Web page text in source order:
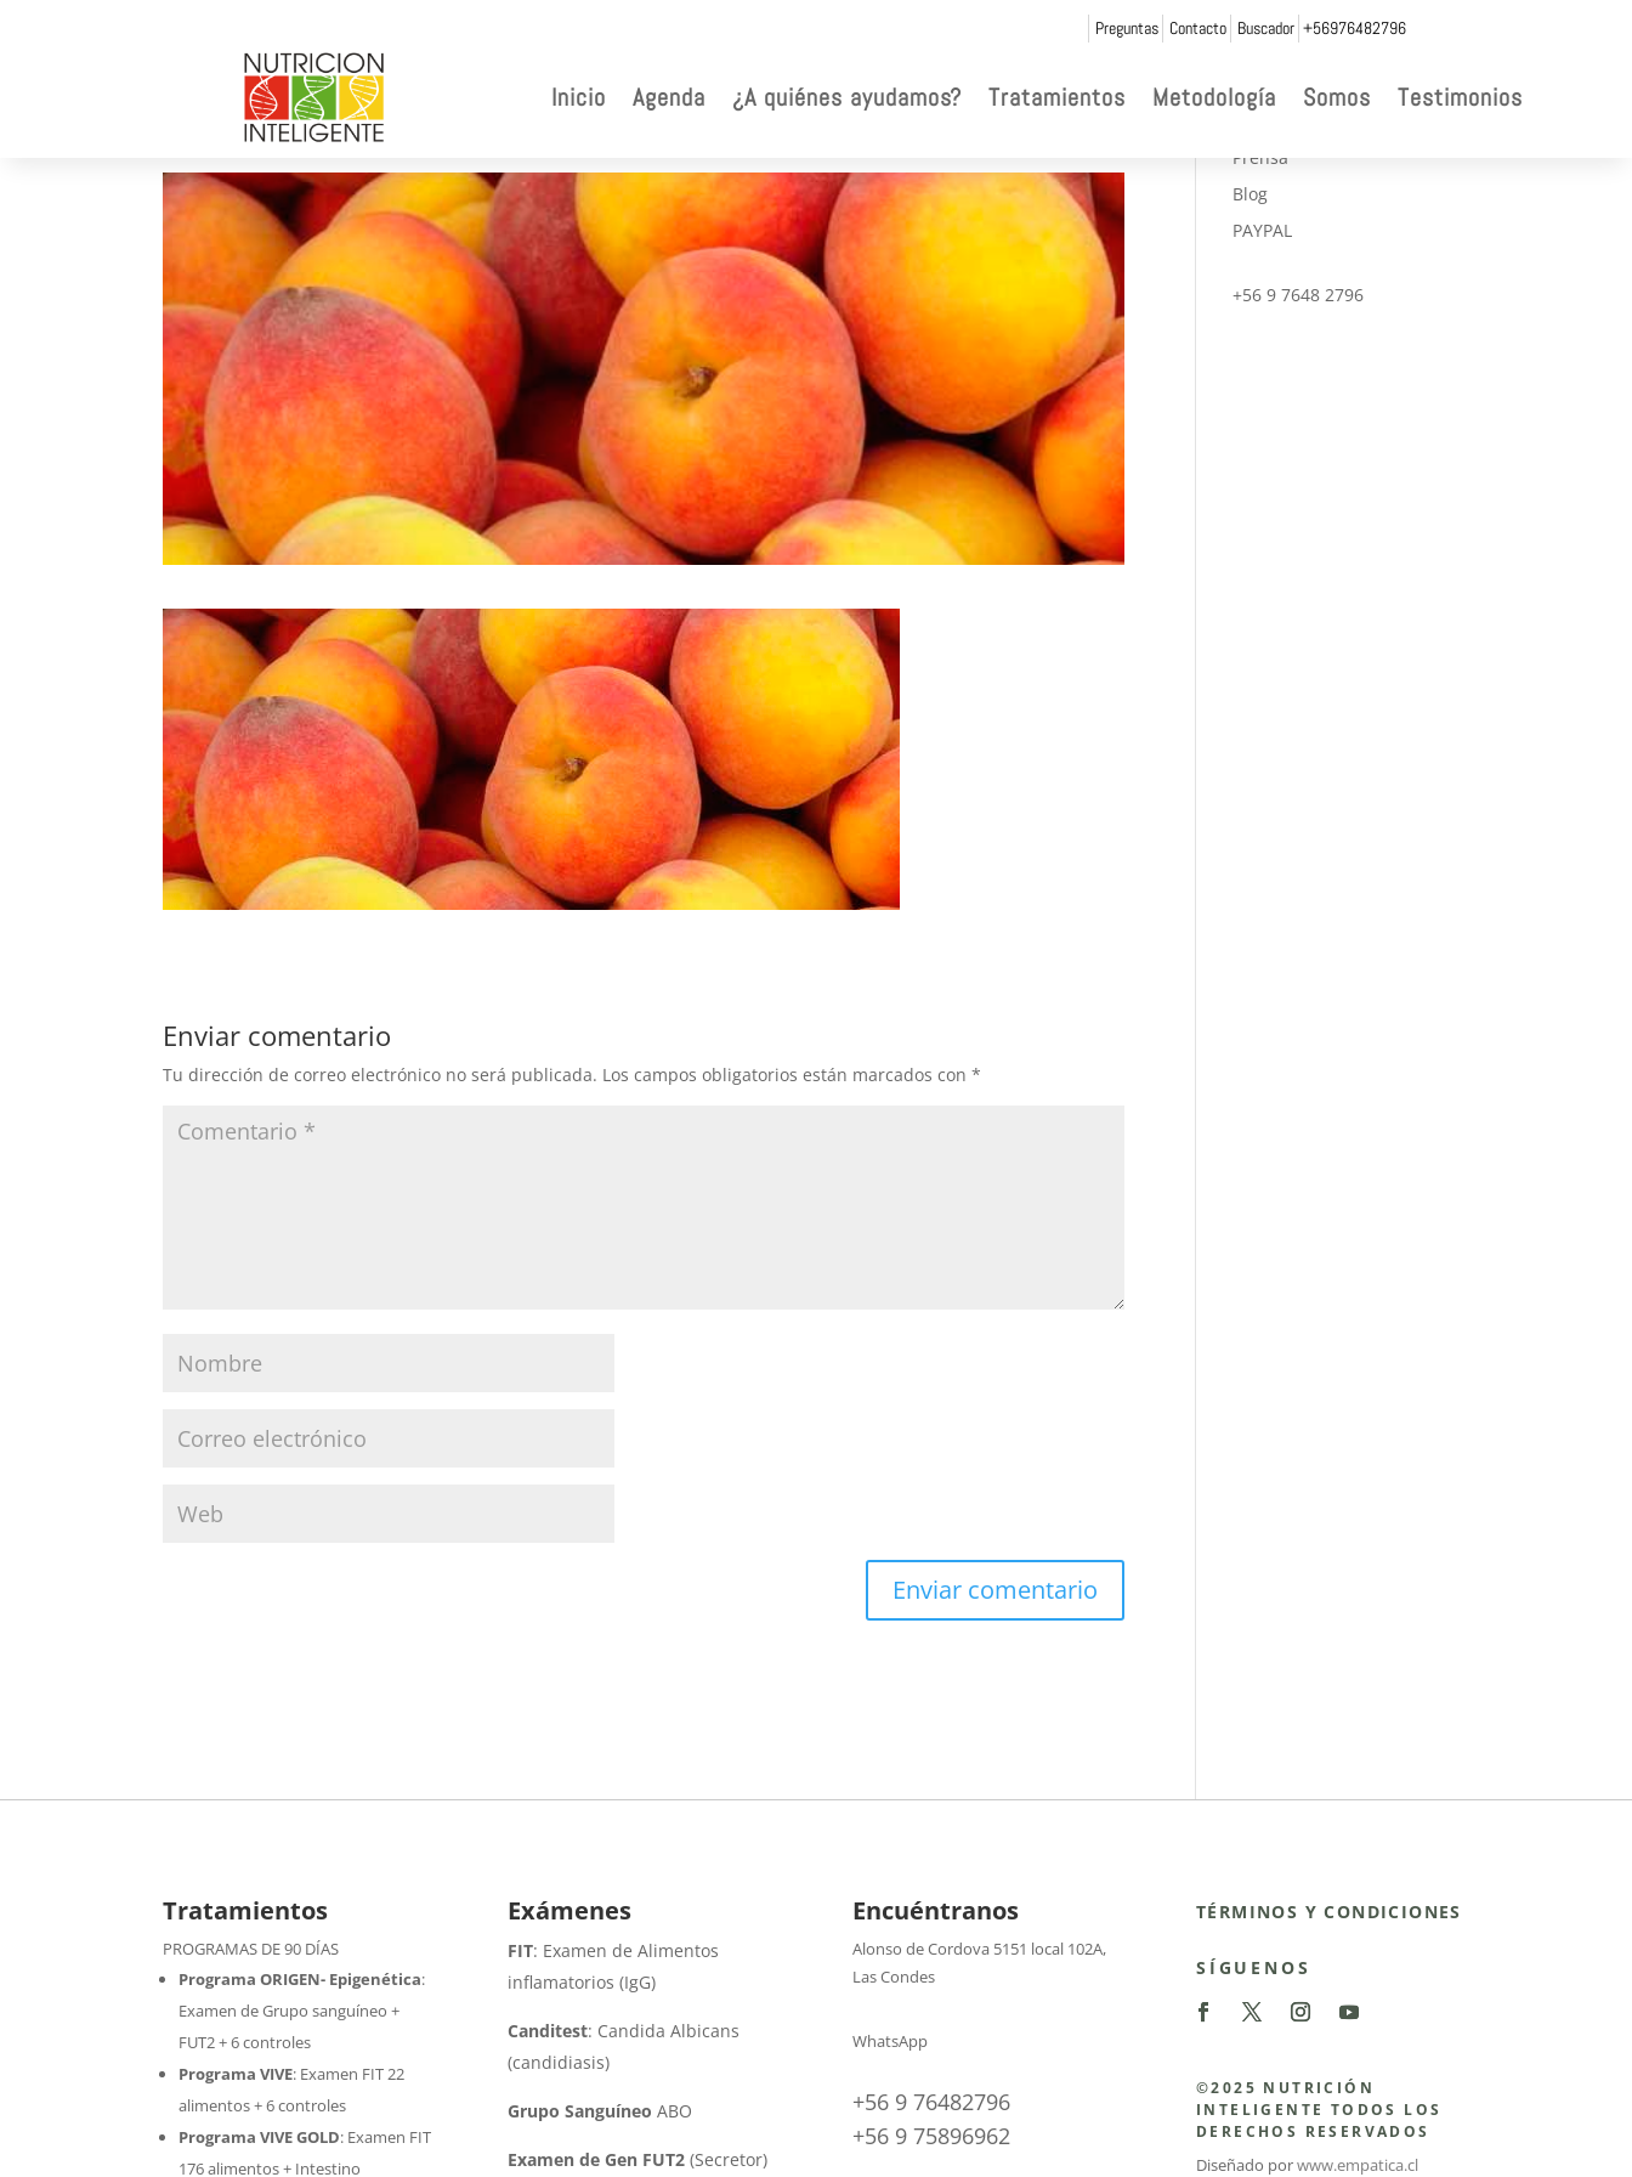
Preguntas Contacto Buscador +56976482796
Inicio Agenda ¿A quiénes ayudamos? Tratamientos Metodología Somos Testimonios
duraznos
Web Admin NI|Nov 4, 2016
Enviar comentario
Tu dirección de correo electrónico no será publicada. Los campos obligatorios están marcados con*
Prensa
Blog
PAYPAL
+56 9 7648 2796
Tratamientos
PROGRAMAS DE 90 DÍAS
Programa ORIGEN- Epigenética:
Examen de Grupo sanguíneo +
FUT2 + 6 controles
Programa VIVE: Examen FIT 22
alimentos + 6 controles
Programa VIVE GOLD: Examen FIT
176 alimentos + Intestino
Exámenes
FIT: Examen de Alimentos
inflamatorios (IgG)
Canditest: Candida Albicans
(candidiasis)
Grupo Sanguíneo ABO
Examen de Gen FUT2(Secretor)
Encuéntranos
Alonso de Cordova 5151 local 102A,
Las Condes
WhatsApp
+56 9 76482796
+56 9 75896962
TÉRMINOS Y CONDICIONES
SÍGUENOS
©2025 NUTRICIÓN
INTELIGENTE TODOS LOS
DERECHOS RESERVADOS
Diseñado porwww.empatica.cl